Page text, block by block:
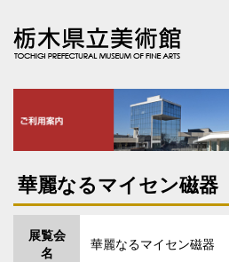
華麗なるマイセン磁器
展覧会
名
華麗なるマイセン磁器